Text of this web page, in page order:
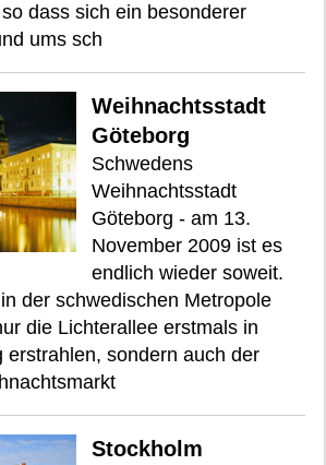
dass sich ein besonderer
ums sch
Weihnachtsstadt
Göteborg
Schwedens
Weihnachtsstadt
Göteborg - am 13.
November 2009 ist es
endlich wieder soweit.
der schwedischen Metropole
die Lichterallee erstmals in
erstrahlen, sondern auch der
Stockholm